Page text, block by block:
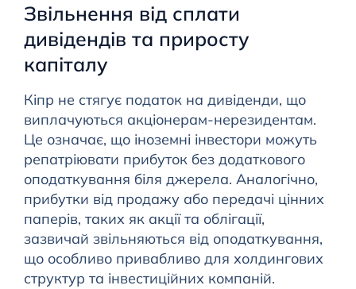
Звільнення від сплати
дивідендів та приросту
капіталу
Кіпр не стягує податок на дивіденди, що
виплачуються акціонерам-нерезидентам.
Це означає, що іноземні інвестори можуть
репатріювати прибуток без додаткового
оподаткування біля джерела. Аналогічно,
прибутки від продажу або передачі цінних
паперів, таких як акції та облігації,
зазвичай звільняються від оподаткування,
що особливо привабливо для холдингових
структур та інвестиційних компаній.